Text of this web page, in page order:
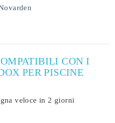
CON I
PER PISCINE
veloce in 2 giorni